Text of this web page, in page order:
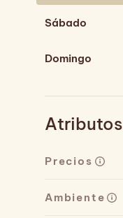
Sábado
Domingo
Atributos
Precios
Ambiente